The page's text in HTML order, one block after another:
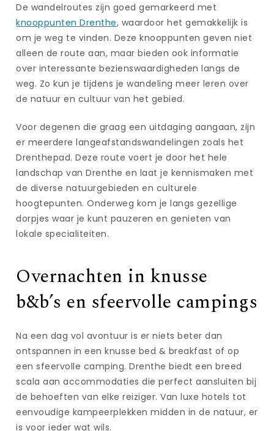
De wandelroutes zijn goed gemarkeerd met
knooppunten Drenthe, waardoor het gemakkelijk is
om je weg te vinden. Deze knooppunten geven niet
alleen de route aan, maar bieden ook informatie
over interessante bezienswaardigheden langs de
weg. Zo kun je tijdens je wandeling meer leren over
de natuur en cultuur van het gebied.
Voor degenen die graag een uitdaging aangaan, zijn
er meerdere langeafstandswandelingen zoals het
Drenthepad. Deze route voert je door het hele
landschap van Drenthe en laat je kennismaken met
de diverse natuurgebieden en culturele
hoogtepunten. Onderweg kom je langs gezellige
dorpjes waar je kunt pauzeren en genieten van
lokale specialiteiten.
Overnachten in knusse
b&b’s en sfeervolle campings
Na een dag vol avontuur is er niets beter dan
ontspannen in een knusse bed & breakfast of op
een sfeervolle camping. Drenthe biedt een breed
scala aan accommodaties die perfect aansluiten bij
de behoeften van elke reiziger. Van luxe hotels tot
eenvoudige kampeerplekken midden in de natuur, er
is voor ieder wat wils.